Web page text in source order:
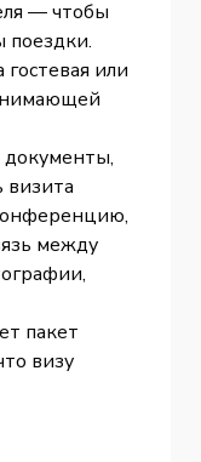
— чтобы
поездки.
или
между
пакет
визу